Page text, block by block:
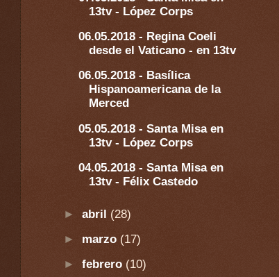
13tv - López Corps
06.05.2018 - Regina Coeli
desde el Vaticano - en 13tv
06.05.2018 - Basílica
Hispanoamericana de la
Merced
05.05.2018 - Santa Misa en
13tv - López Corps
04.05.2018 - Santa Misa en
13tv - Félix Castedo
► abril (28)
► marzo (17)
► febrero (10)